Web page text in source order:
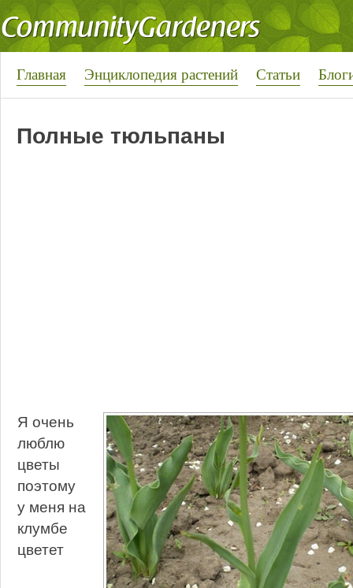
Главная Энциклопедия растений Статьи
Полные тюльпаны
Я очень
люблю
цветы
поэтому
у меня на
клумбе
цветет